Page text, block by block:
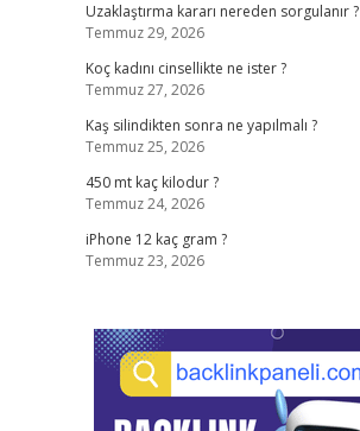
Uzaklaştırma kararı nereden sorgulanır ?
Temmuz 29, 2026
Koç kadını cinsellikte ne ister ?
Temmuz 27, 2026
Kaş silindikten sonra ne yapılmalı ?
Temmuz 25, 2026
450 mt kaç kilodur ?
Temmuz 24, 2026
iPhone 12 kaç gram ?
Temmuz 23, 2026